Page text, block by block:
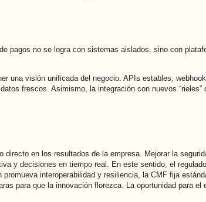
pagos no se logra con sistemas aislados, sino con
una visión unificada del negocio. APIs estables,
frescos. Asimismo, la integración con nuevos “rieles”
en los resultados de la empresa. Mejorar la
y decisiones en tiempo real. En este sentido, el
interoperabilidad y resiliencia, la CMF fija
para que la innovación florezca. La oportunidad para